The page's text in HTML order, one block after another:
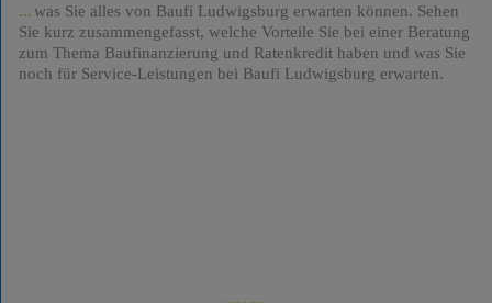
was Sie alles von Baufi Ludwigsburg erwarten können. Sehen
Sie kurz zusammengefasst, welche Vorteile Sie bei einer Beratung
zum Thema Baufinanzierung und Ratenkredit haben und was Sie
noch für Service-Leistungen bei Baufi Ludwigsburg erwarten.